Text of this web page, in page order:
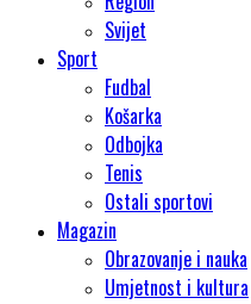
Svijet
Sport
Fudbal
Košarka
Odbojka
Tenis
Ostali sportovi
Magazin
Obrazovanje i nauka
Umjetnost i kultura